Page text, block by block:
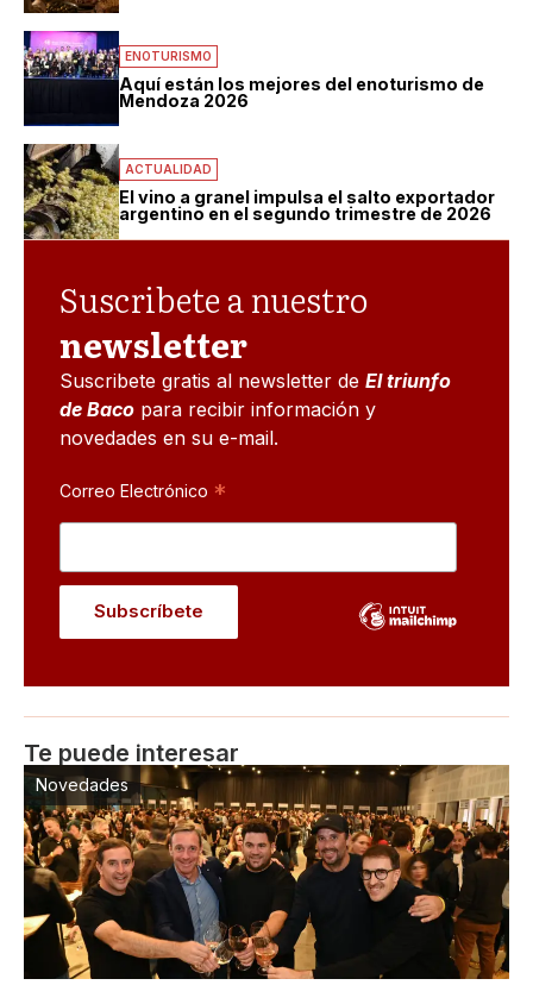
ENOTURISMO
Aquí están los mejores del enoturismo de
Mendoza 2026
ACTUALIDAD
El vino a granel impulsa el salto exportador
argentino en el segundo trimestre de 2026
Suscribete a nuestro
newsletter
Suscribete gratis al newsletter de El triunfo
de Baco para recibir información y
novedades en su e-mail.
Correo Electrónico *
Te puede interesar
Novedades